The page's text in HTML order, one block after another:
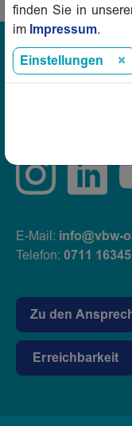
vbw Verband
Wohnungs- und
E-Mail: info@vbw-
Telefon: 0711
Zu den
Erreichbarkeit
finden Sie in
im Impressum.
Einstellungen